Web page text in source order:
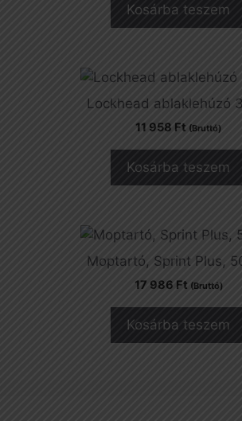
Kosárba teszem
Lockhead ablaklehúzó
11 958 Ft (Bruttó)
Kosárba teszem
Moptartó, Sprint Plus,
17 986 Ft (Bruttó)
Kosárba teszem